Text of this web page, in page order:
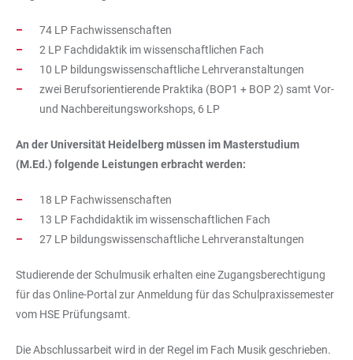
74 LP Fachwissenschaften
2 LP Fachdidaktik im wissenschaftlichen Fach
10 LP bildungswissenschaftliche Lehrveranstaltungen
zwei Berufsorientierende Praktika (BOP1 + BOP 2) samt Vor-
und Nachbereitungsworkshops, 6 LP
An der Universität Heidelberg müssen im Masterstudium
(M.Ed.) folgende Leistungen erbracht werden:
18 LP Fachwissenschaften
13 LP Fachdidaktik im wissenschaftlichen Fach
27 LP bildungswissenschaftliche Lehrveranstaltungen
Studierende der Schulmusik erhalten eine Zugangsberechtigung
für das Online-Portal zur Anmeldung für das Schulpraxissemester
vom HSE Prüfungsamt.
Die Abschlussarbeit wird in der Regel im Fach Musik geschrieben.